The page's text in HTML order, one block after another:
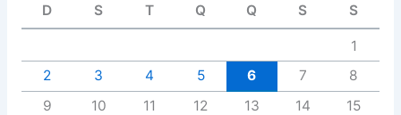
D S T Q Q S S
1
2
3 4 5 6 7
8
9
10 11 12 13 14
15